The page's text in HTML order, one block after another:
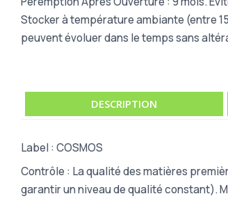
Stocker à température ambiante (entre
peuvent évoluer dans le temps sans
DESCRIPTION
Label : COSMOS
Contrôle : La qualité des matières
garantir un niveau de qualité constant).